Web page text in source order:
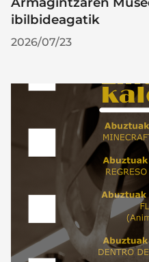
ibilbideagatik
2026/07/23